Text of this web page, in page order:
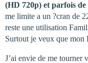
(HD 720p) et parfois
me limite a un ?cran de
reste une utilisation
Surtout je veux que mon
J’ai envie de me